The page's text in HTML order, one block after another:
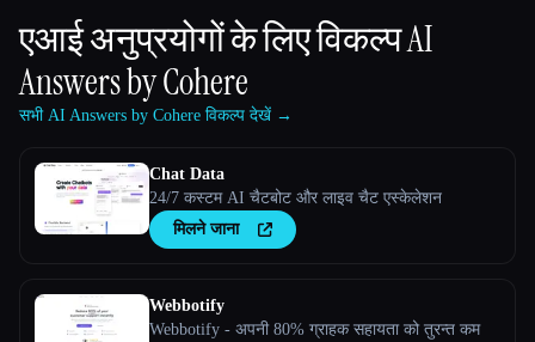
एआई अनुप्रयोगों के लिए विकल्पAI
Answers by Cohere
सभी AI Answers by Cohere विकल्प देखें →
Chat Data
24/7 कस्टम AI चैटबोट और लाइव चैट एस्केलेशन
मिलने जाना
Webbotify
Webbotify - अपनी 80% ग्राहक सहायता को तुरन्त कम